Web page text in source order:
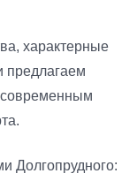
характерные
предлагаем
Долгопрудного: